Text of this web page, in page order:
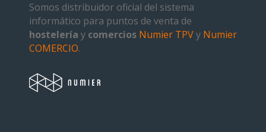
Somos distribuidor oficial del sistema
informático para puntos de venta de
hostelería y comercios Numier TPVy Numier
COMERCIO.